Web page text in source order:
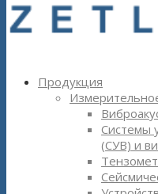
Продукция
Системы
(СУВ) и